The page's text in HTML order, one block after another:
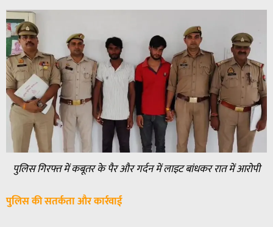
पुलिस गिरफ्त में कबूतर के पैर और गर्दन में लाइट बांधकर रात में आरोपी
पुलिस की सतर्कता और कार्रवाई